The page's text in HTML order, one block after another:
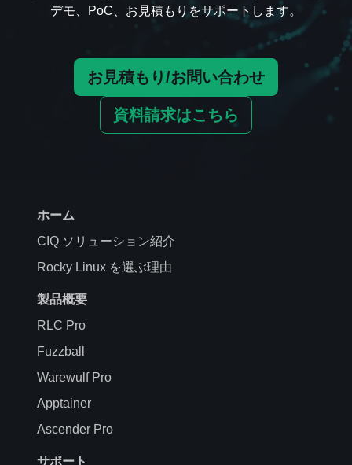
デモ、PoC、お見積もりをサポートします。
お見積もり/お問い合わせ
資料請求はこちら
ホーム
CIQ ソリューション紹介
Rocky Linux を選ぶ理由
製品概要
RLC Pro
Fuzzball
Warewulf Pro
Apptainer
Ascender Pro
サポート